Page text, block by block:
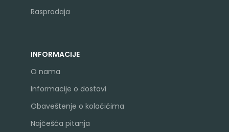
Rasprodaja
INFORMACIJE
O nama
Informacije o dostavi
Obaveštenje o kolačićima
Najčešća pitanja